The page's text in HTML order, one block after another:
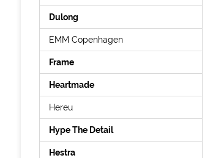
Dulong
EMM Copenhagen
Frame
Heartmade
Hereu
Hype The Detail
Hestra
Aiayu Gentle Long
Sleeve Bluse, Sort
DKK 949,00
Aiayu Bag Striped
Medium, Mix Blue
DKK 599,00